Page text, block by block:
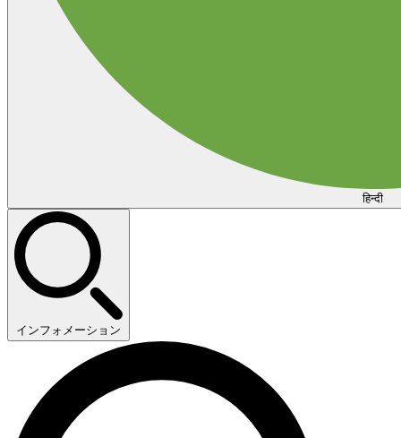
हिन्दी
インフォメーション